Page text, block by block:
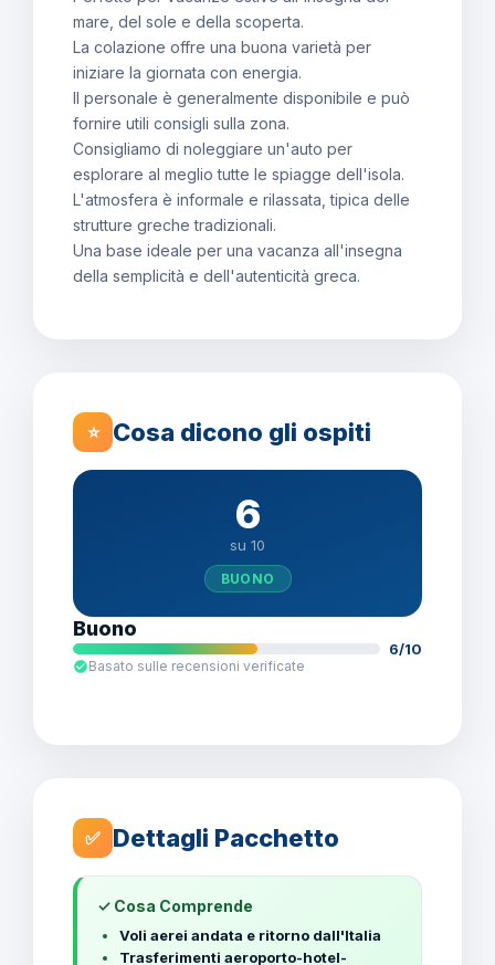
mare, del sole e della scoperta.
La colazione offre una buona varietà per
iniziare la giornata con energia.
Il personale è generalmente disponibile e può
fornire utili consigli sulla zona.
Consigliamo di noleggiare un'auto per
esplorare al meglio tutte le spiagge dell'isola.
L'atmosfera è informale e rilassata, tipica delle
strutture greche tradizionali.
Una base ideale per una vacanza all'insegna
della semplicità e dell'autenticità greca.
⭐ Cosa dicono gli ospiti
6
su 10
BUONO
Buono
6/10
Basato sulle recensioni verificate
✅ Dettagli Pacchetto
✓ Cosa Comprende
Voli aerei andata e ritorno dall'Italia
Trasferimenti aeroporto-hotel-